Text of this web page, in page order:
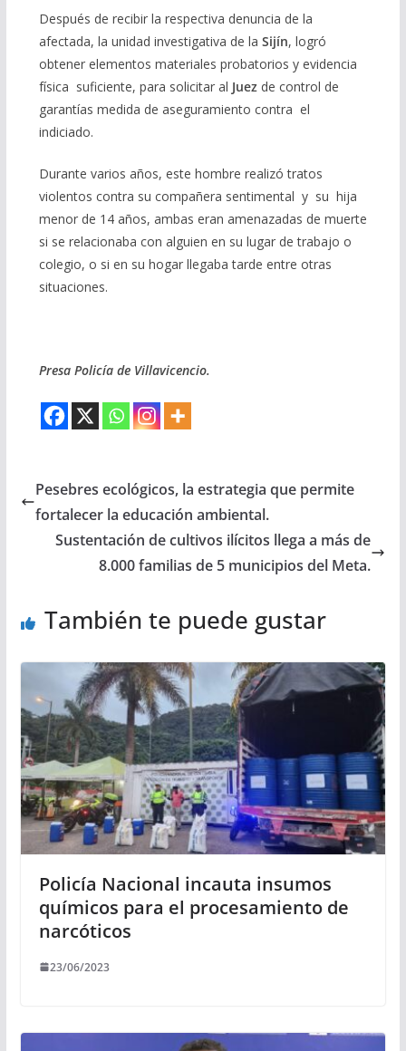
Después de recibir la respectiva denuncia de la
afectada, la unidad investigativa de la Sijín, logró
obtener elementos materiales probatorios y evidencia
física suficiente, para solicitar al Juezde control de
garantías medida de aseguramiento contra el
indiciado.
Durante varios años, este hombre realizó tratos
violentos contra su compañera sentimental y su hija
menor de 14 años, ambas eran amenazadas de muerte
si se relacionaba con alguien en su lugar de trabajo o
colegio, o si en su hogar llegaba tarde entre otras
situaciones.
Presa Policía de Villavicencio.
Pesebres ecológicos, la estrategia que permite
fortalecer la educación ambiental.
Sustentación de cultivos ilícitos llega a más de
8.000 familias de 5 municipios del Meta.
También te puede gustar
Policía Nacional incauta insumos
químicos para el procesamiento de
narcóticos
23/06/2023